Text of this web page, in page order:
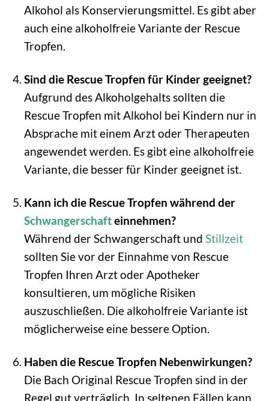
Alkohol als Konservierungsmittel. Es gibt aber
auch eine alkoholfreie Variante der Rescue
Tropfen.
Sind die Rescue Tropfen für Kinder geeignet?
Aufgrund des Alkoholgehalts sollten die
Rescue Tropfen mit Alkohol bei Kindern nur in
Absprache mit einem Arzt oder Therapeuten
angewendet werden. Es gibt eine alkoholfreie
Variante, die besser für Kinder geeignet ist.
Kann ich die Rescue Tropfen während der
Schwangerschafteinnehmen?
Während der Schwangerschaft und Stillzeit
sollten Sie vor der Einnahme von Rescue
Tropfen Ihren Arzt oder Apotheker
konsultieren, um mögliche Risiken
auszuschließen. Die alkoholfreie Variante ist
möglicherweise eine bessere Option.
Haben die Rescue Tropfen Nebenwirkungen?
Die Bach Original Rescue Tropfen sind in der
Regel gut verträglich. In seltenen Fällen kann